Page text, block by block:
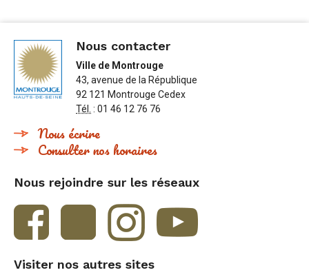
Nous contacter
Ville de Montrouge
43, avenue de la République
92 121 Montrouge Cedex
Tél.
: 01 46 12 76 76
Nous écrire
Consulter nos horaires
Nous rejoindre sur les réseaux
Visiter nos autres sites